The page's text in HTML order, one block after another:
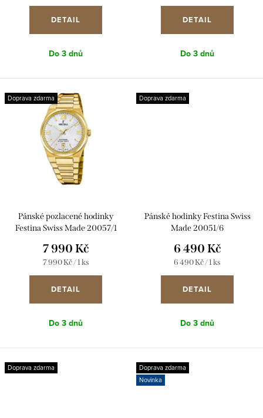
cena:
DETAIL
Do 3 dnů
cena:
DETAIL
Do 3 dnů
Doprava zdarma
Pánské pozlacené hodinky
Festina Swiss Made 20057/1
7 990 Kč
Měrná
7 990 Kč / 1 ks
DETAIL
Do 3 dnů
Doprava zdarma
Pánské hodinky Festina Swiss
Made 20051/6
6 490 Kč
Měrná
6 490 Kč / 1 ks
DETAIL
Do 3 dnů
Doprava zdarma
Doprava zdarma
Novinka